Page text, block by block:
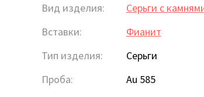
Вид изделия:
Серьги с
Вставки:
Фианит
Тип изделия:
Серьги
Проба:
Au 585